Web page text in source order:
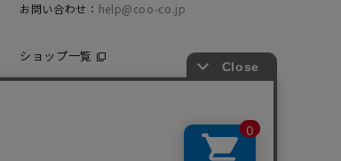
お問い合わせ： help@coo-co.jp
ショップ一覧